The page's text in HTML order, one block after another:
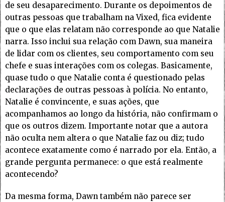
de seu desaparecimento. Durante os depoimentos de
outras pessoas que trabalham na Vixed, fica evidente
que o que elas relatam não corresponde ao que Natalie
narra. Isso inclui sua relação com Dawn, sua maneira
de lidar com os clientes, seu comportamento com seu
chefe e suas interações com os colegas. Basicamente,
quase tudo o que Natalie conta é questionado pelas
declarações de outras pessoas à polícia. No entanto,
Natalie é convincente, e suas ações, que
acompanhamos ao longo da história, não confirmam o
que os outros dizem. Importante notar que a autora
não oculta nem altera o que Natalie faz ou diz; tudo
acontece exatamente como é narrado por ela. Então, a
grande pergunta permanece: o que está realmente
acontecendo?
Da mesma forma, Dawn também não parece ser